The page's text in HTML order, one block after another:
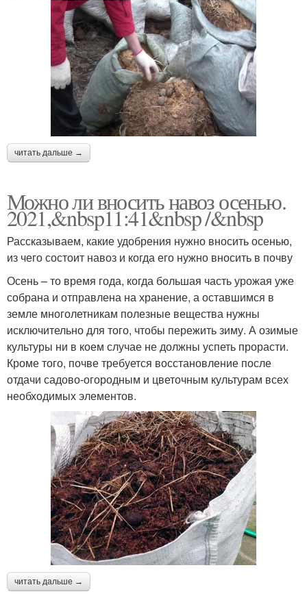
читать дальше →
Можно ли вносить навоз осенью.
2021,&nbsp11:41&nbsp /&nbsp
Рассказываем, какие удобрения нужно вносить осенью,
из чего состоит навоз и когда его нужно вносить в почву
Осень – то время года, когда большая часть урожая уже
собрана и отправлена на хранение, а оставшимся в
земле многолетникам полезные вещества нужны
исключительно для того, чтобы пережить зиму. А озимые
культуры ни в коем случае не должны успеть прорасти.
Кроме того, почве требуется восстановление после
отдачи садово-огородным и цветочным культурам всех
необходимых элементов.
читать дальше →